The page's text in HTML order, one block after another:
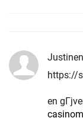
https://
en